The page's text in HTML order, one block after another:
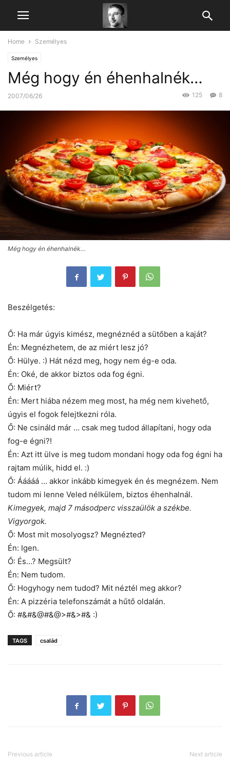
Home Személyes
Személyes
Még hogy én éhenhalnék…
2007/06/26 8
125
Még hogy én éhenhalnék…
Beszélgetés:
Ő: Ha már úgyis kimész, megnéznéd a sütőben a kaját?
Én: Megnézhetem, de az miért lesz jó?
Ő: Hülye. :) Hát nézd meg, hogy nem ég-e oda.
Én: Oké, de akkor biztos oda fog égni.
Ő: Miért?
Én: Mert hiába nézem meg most, ha még nem kivehető,
úgyis el fogok felejtkezni róla.
Ő: Ne csináld már … csak meg tudod állapítani, hogy oda
fog-e égni?!
Én: Azt itt ülve is meg tudom mondani hogy oda fog égni ha
rajtam múlik, hidd el. :)
Ő: Ááááá … akkor inkább kimegyek én és megnézem. Nem
tudom mi lenne Veled nélkülem, biztos éhenhalnál.
Kimegyek, majd 7 másodperc visszaülök a székbe.
Vigyorgok.
Ő: Most mit mosolyogsz? Megnézted?
Én: Igen.
Ő: És…? Megsült?
Én: Nem tudom.
Ő: Hogyhogy nem tudod? Mit néztél meg akkor?
Én: A pizzéria telefonszámát a hűtő oldalán.
Ő: #&#&@#&@>#&>#& :)
TAGS család
Previous article Next article